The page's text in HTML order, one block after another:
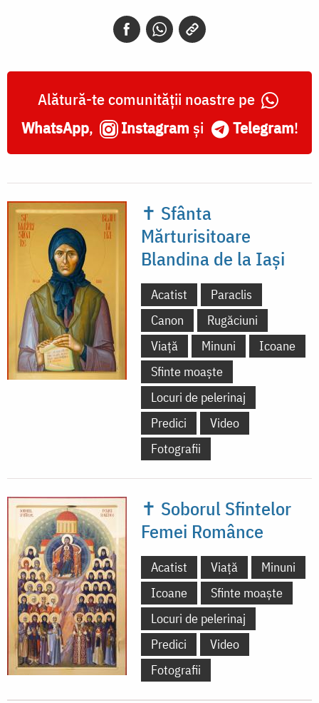
Alătură-te comunității noastre pe
WhatsApp, Instagram și Telegram!
✝ Sfânta
Mărturisitoare
Blandina de la Iași
Acatist
Paraclis
Canon
Rugăciuni
Viață
Minuni
Icoane
Sfinte moaște
Locuri de pelerinaj
Predici
Video
Fotografii
✝ Soborul Sfintelor
Femei Românce
Acatist Viață
Minuni
Icoane
Sfinte moaște
Locuri de pelerinaj
Predici
Video
Fotografii